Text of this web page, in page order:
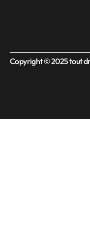
Copyright © 2025 tout